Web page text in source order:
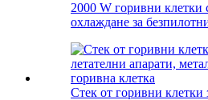
2000 W горивни клетки
охлаждане за
Стек от горивни клетки